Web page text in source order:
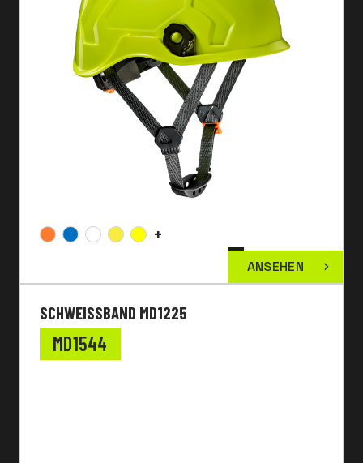
+
ANSEHEN
SCHWEISSBAND MD1225
MD1544